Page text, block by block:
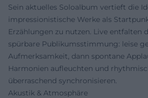
Sein aktuelles Soloalbum vertieft die
impressionistische Werke als
Erzählungen zu nutzen. Live entfalten
spürbare Publikumsstimmung: leise
Aufmerksamkeit, dann spontane
Harmonien aufleuchten und
überraschend synchronisieren.
Akustik & Atmosphäre